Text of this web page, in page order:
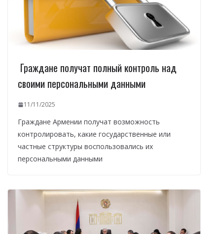
Граждане получат полный контроль над
своими персональными данными
11/11/2025
Граждане Армении получат возможность
контролировать, какие государственные или
частные структуры воспользовались их
персональными данными